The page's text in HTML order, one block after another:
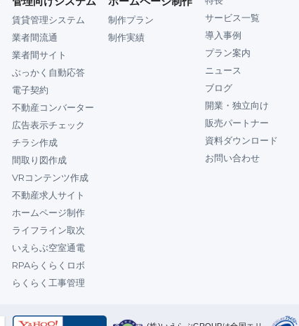
賃貸管理システム
業者間流通
業者間サイト
ぶっかく自動応答
電子契約
不動産コンバーター
広告表示チェック
チラシ作成
間取り図作成
VRコンテンツ作成
不動産求人サイト
ホームページ制作
ライフライン取次
いえらぶ空室通電
RPAらくらくロボ
らくらく工事管理
制作プラン
制作実績
サービス一覧
導入事例
プラン案内
ニュース
ブログ
開業・独立向け
販売パートナー
資料ダウンロード
お問い合わせ